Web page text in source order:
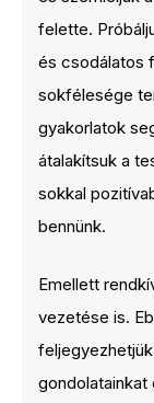
felette.
és csodálatos
sokfélesége
gyakorlatok
átalakítsuk a
sokkal
bennünk.
Emellett
vezetése is.
gondolatainkat